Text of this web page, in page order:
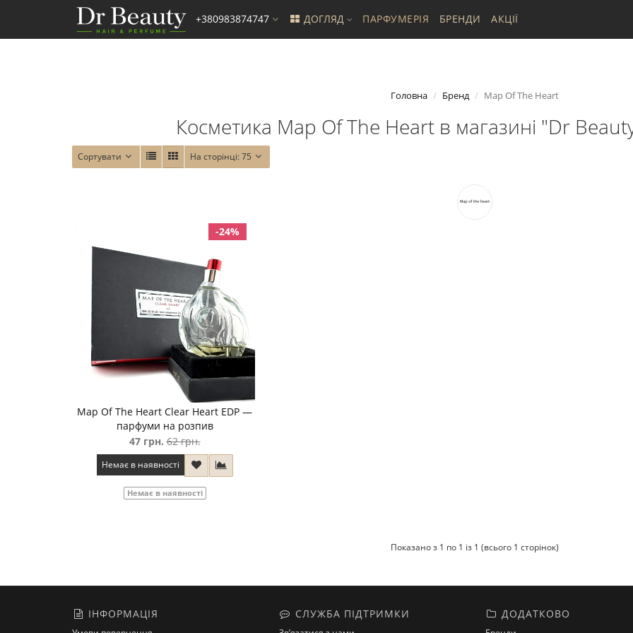
+380983874747 ДОГЛЯД ПАРФУМЕРІЯ БРЕНДИ АКЦІЇ
Головна Бренд Map Of The Heart
Косметика Map Of The Heart в магазині "Dr
Сортувати На сторінці:75
-24%
Map Of The Heart Clear Heart EDP —
парфуми на розпив
47 грн. 62 грн.
Немає в наявності
Немає в наявності
Показано з 1 по 1 із 1 (всього 1 сторінок)
ІНФОРМАЦІЯ СЛУЖБА ПІДТРИМКИ ДОДАТКОВО